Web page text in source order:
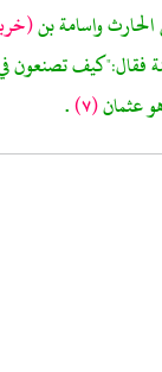
تصنعون في
عثمان(٧) .